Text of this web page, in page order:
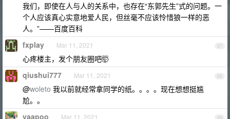
我们，即使在人与人的关系中，也存在“东郭先生”式的问题。一
个人应该真心实意地爱人民，但丝毫不应该怜惜狼一样的恶
人。”——百度百科
67
fxplay Mar 11, 2021
心疼楼主，发个朋友圈吧🤯
68
qiushui777 Mar 11, 2021
@woleto 我以前就经常拿同学的纸。。。。现在想想挺尴
尬。。
yaapoo Mar 11, 2021